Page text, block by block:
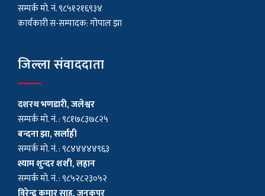
सम्पर्क मो. नं. ९८५१२१६९३४
कार्यकारी स-सम्पादक: गोपाल झा
जिल्ला संवाददाता
दशरथ भणडारी, जलेश्वर
सम्पर्क मो. नं. : ९८१७८३७८२५
बन्दना झा, सर्लाही
सम्पर्क मो. नं. : ९८४४४४४९६३
श्याम शुन्दर शशी, लहान
सम्पर्क मो. नं. : ९८५२८२३०५२